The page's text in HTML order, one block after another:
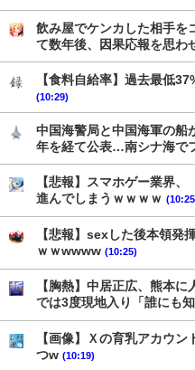
飲み屋でケンカした相手を
て数年後、因果応報を思わ
【食料自給率】過去最低
(10:29)
中国海警局と中国海軍の船
年を経て公表…南シナ海で
【悲報】スマホゲー業界
進んでしまうｗｗｗｗ
【悲報】sexした後本領発
ｗｗwwww (10:25)
【胸熱】中居正広、熊本
では3度現地入り「誰にも
【画像】Ｘの育乳アカウ
つw (10:19)